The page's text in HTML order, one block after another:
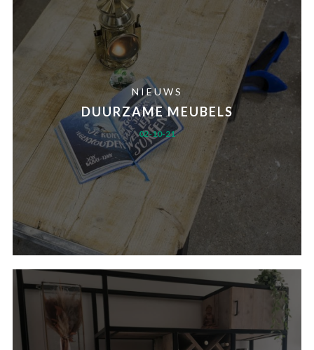
NIEUWS
DUURZAME MEUBELS
02-10-21